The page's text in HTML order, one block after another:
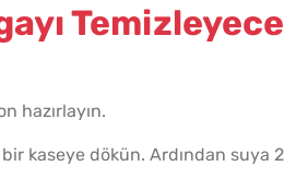
hazırlayın.
kaseye dökün. Ardından suya